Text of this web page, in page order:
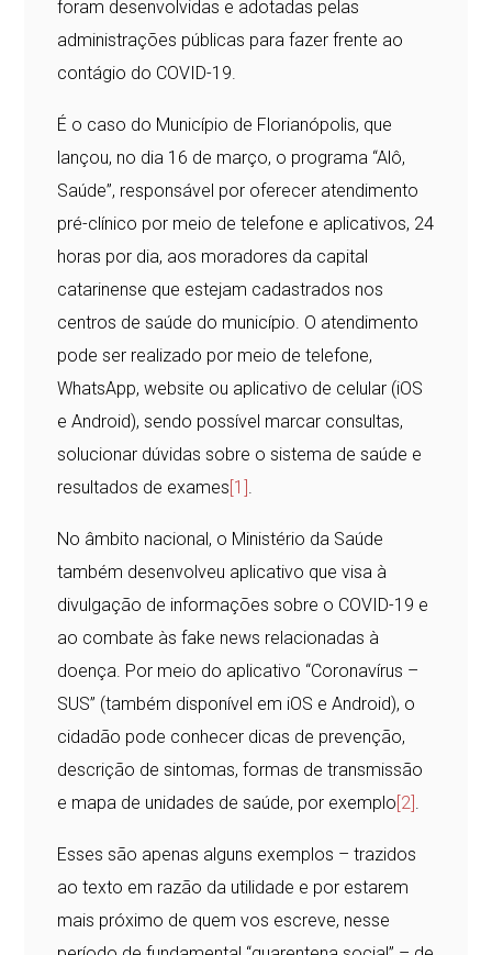
foram desenvolvidas e adotadas pelas
administrações públicas para fazer frente ao
contágio do COVID-19.
É o caso do Município de Florianópolis, que
lançou, no dia 16 de março, o programa “Alô,
Saúde”, responsável por oferecer atendimento
pré-clínico por meio de telefone e aplicativos, 24
horas por dia, aos moradores da capital
catarinense que estejam cadastrados nos
centros de saúde do município. O atendimento
pode ser realizado por meio de telefone,
WhatsApp, website ou aplicativo de celular (iOS
e Android), sendo possível marcar consultas,
solucionar dúvidas sobre o sistema de saúde e
resultados de exames [1] .
No âmbito nacional, o Ministério da Saúde
também desenvolveu aplicativo que visa à
divulgação de informações sobre o COVID-19 e
ao combate às fake news relacionadas à
doença. Por meio do aplicativo “Coronavírus –
SUS” (também disponível em iOS e Android), o
cidadão pode conhecer dicas de prevenção,
descrição de sintomas, formas de transmissão
e mapa de unidades de saúde, por exemplo [2] .
Esses são apenas alguns exemplos – trazidos
ao texto em razão da utilidade e por estarem
mais próximo de quem vos escreve, nesse